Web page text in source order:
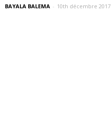
BAYALA BALEMA - 10th décembre 2017